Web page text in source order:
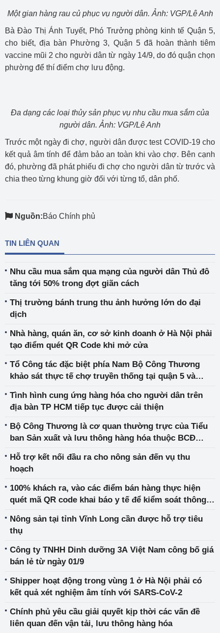
Một gian hàng rau củ phục vụ người dân. Ảnh: VGP/Lê Anh
Bà Đào Thị Ánh Tuyết, Phó Trưởng phòng kinh tế Quận 5,
cho biết, địa bàn Phường 3, Quận 5 đã hoàn thành tiêm
vaccine mũi 2 cho người dân từ ngày 14/9, do đó quận chọn
phường để thí điểm chợ lưu động.
Đa dạng các loại thủy sản phục vụ nhu cầu mua sắm của
người dân. Ảnh: VGP/Lê Anh
Trước một ngày đi chợ, người dân được test COVID-19 cho
kết quả âm tính để đảm bảo an toàn khi vào chợ. Bên cạnh
đó, phường đã phát phiếu đi chợ cho người dân từ trước và
chia theo từng khung giờ đối với từng tổ, dân phố.
Nguồn:Báo Chính phủ
TIN LIÊN QUAN
Nhu cầu mua sắm qua mạng của người dân Thủ đô
tăng tới 50% trong đợt giãn cách
Thị trường bánh trung thu ảnh hưởng lớn do đại
dịch
Nhà hàng, quán ăn, cơ sở kinh doanh ở Hà Nội phải
tạo điểm quét QR Code khi mở cửa
Tổ Công tác đặc biệt phía Nam Bộ Công Thương
khảo sát thực tế chợ truyền thống tại quận 5 và
Tình hình cung ứng hàng hóa cho người dân trên
địa bàn TP HCM tiếp tục được cải thiện
Bộ Công Thương là cơ quan thường trực của Tiểu
ban Sản xuất và lưu thông hàng hóa thuộc BCĐ
Hỗ trợ kết nối đầu ra cho nông sản đến vụ thu
hoạch
100% khách ra, vào các điểm bán hàng thực hiện
quét mã QR code khai báo y tế để kiểm soát thông
Nông sản tại tỉnh Vĩnh Long cần được hỗ trợ tiêu
thụ
Công ty TNHH Dinh dưỡng 3A Việt Nam công bố giá
bán lẻ từ ngày 01/9
Shipper hoạt động trong vùng 1 ở Hà Nội phải có
kết quả xét nghiệm âm tính với SARS-CoV-2
Chính phủ yêu cầu giải quyết kịp thời các vấn đề
liên quan đến vận tải, lưu thông hàng hóa